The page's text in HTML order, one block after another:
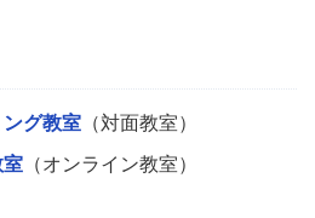
グ教室 （対面教室）
（オンライン教室）